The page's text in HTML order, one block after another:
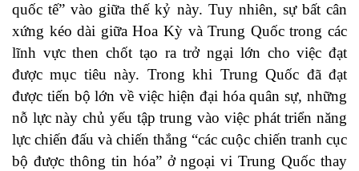
quốc tế” vào giữa thế kỷ này. Tuy nhiên, sự bất cân
xứng kéo dài giữa Hoa Kỳ và Trung Quốc trong các
lĩnh vực then chốt tạo ra trở ngại lớn cho việc đạt
được mục tiêu này. Trong khi Trung Quốc đã đạt
được tiến bộ lớn về việc hiện đại hóa quân sự, những
nỗ lực này chủ yếu tập trung vào việc phát triển năng
lực chiến đấu và chiến thắng “các cuộc chiến tranh cục
bộ được thông tin hóa” ở ngoại vi Trung Quốc thay